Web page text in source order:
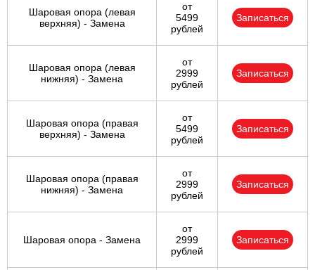
Шаровая опора (левая
верхняя) - Замена
от
5499
рублей
Записаться
Шаровая опора (левая
нижняя) - Замена
от
2999
рублей
Записаться
Шаровая опора (правая
верхняя) - Замена
от
5499
рублей
Записаться
Шаровая опора (правая
нижняя) - Замена
от
2999
рублей
Записаться
Шаровая опора - Замена
от
2999
рублей
Записаться